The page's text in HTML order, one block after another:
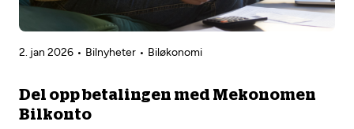
2. jan 2026 Bilnyheter Biløkonomi
Del opp betalingen med Mekonomen
Bilkonto